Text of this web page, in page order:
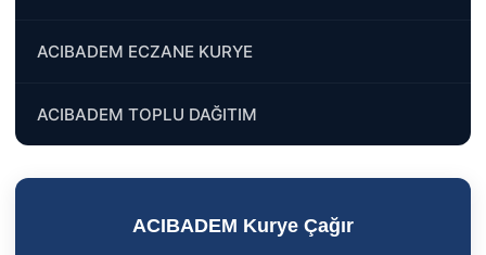
ACIBADEM ECZANE KURYE
ACIBADEM TOPLU DAĞITIM
ACIBADEM Kurye Çağır